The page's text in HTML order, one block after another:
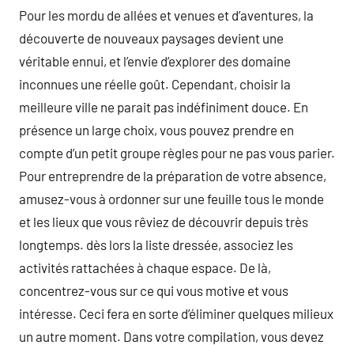
Pour les mordu de allées et venues et d’aventures, la
découverte de nouveaux paysages devient une
véritable ennui, et l’envie d’explorer des domaine
inconnues une réelle goût. Cependant, choisir la
meilleure ville ne parait pas indéfiniment douce. En
présence un large choix, vous pouvez prendre en
compte d’un petit groupe règles pour ne pas vous parier.
Pour entreprendre de la préparation de votre absence,
amusez-vous à ordonner sur une feuille tous le monde
et les lieux que vous rêviez de découvrir depuis très
longtemps. dès lors la liste dressée, associez les
activités rattachées à chaque espace. De là,
concentrez-vous sur ce qui vous motive et vous
intéresse. Ceci fera en sorte d’éliminer quelques milieux
un autre moment. Dans votre compilation, vous devez